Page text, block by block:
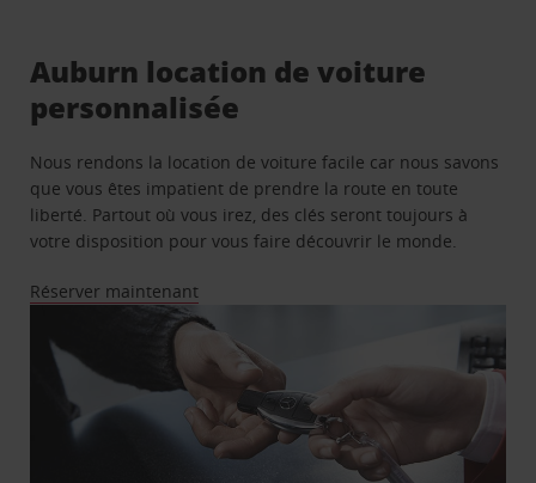
Auburn location de voiture
personnalisée
Nous rendons la location de voiture facile car nous savons
que vous êtes impatient de prendre la route en toute
liberté. Partout où vous irez, des clés seront toujours à
votre disposition pour vous faire découvrir le monde.
Réserver maintenant